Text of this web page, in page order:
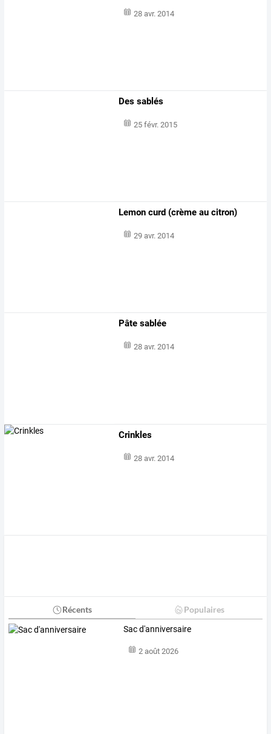
28 avr. 2014
Des sablés
25 févr. 2015
Lemon curd (crème au citron)
29 avr. 2014
Pâte sablée
28 avr. 2014
Crinkles
28 avr. 2014
Récents Populaires
Sac d'anniversaire
2 août 2026